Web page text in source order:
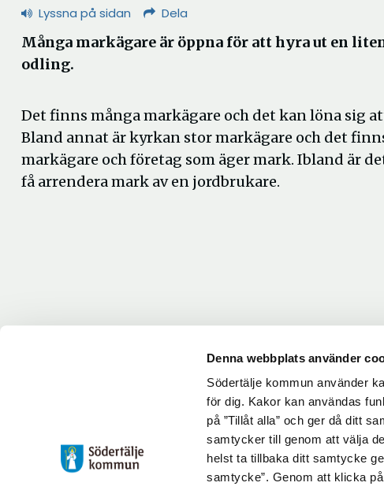
Denna webbplats använder
Södertälje kommun använder
för dig. Kakor kan användas
på ”Tillåt alla” och ger då ditt
samtycker till genom att välja
helst ta tillbaka ditt samtycke
samtycke”. Genom att klicka
Lyssna på sidan Dela
Många markägare är öppna för att hyra ut en
odling.
Det finns många markägare och det kan löna sig
Bland annat är kyrkan stor markägare och det
markägare och företag som äger mark. Ibland är
få arrendera mark av en jordbrukare.
Blev du hjälpt av informationen på den här sidan?
Ja thumb_down Nej